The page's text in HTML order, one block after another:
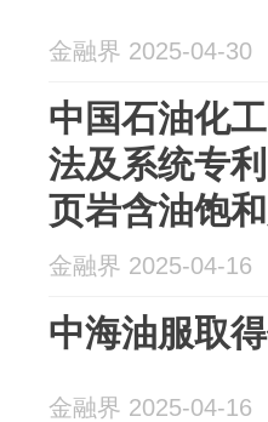
金融界 2025-04-30
中国石油化
法及系统专
页岩含油饱
金融界 2025-04-16
中海油服取
金融界 2025-04-16